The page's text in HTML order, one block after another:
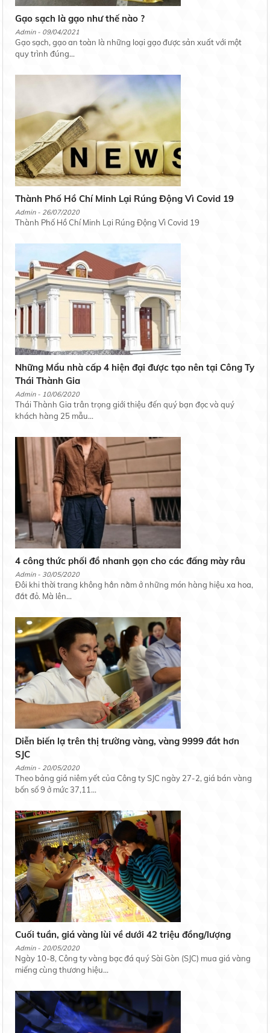
Gạo sạch là gạo như thế nào ?
Admin - 09/04/2021
Gạo sạch, gạo an toàn là những loại gạo được sản xuất với một
quy trình đúng...
Thành Phố Hồ Chí Minh Lại Rúng Động Vì Covid 19
Admin - 26/07/2020
Thành Phố Hồ Chí Minh Lại Rúng Động Vì Covid 19
Những Mẩu nhà cấp 4 hiện đại được tạo nên tại Công Ty
Thái Thành Gia
Admin - 10/06/2020
Thái Thành Gia trân trọng giới thiệu đến quý bạn đọc và quý
khách hàng 25 mẫu...
4 công thức phối đồ nhanh gọn cho các đấng mày râu
Admin - 30/05/2020
Đôi khi thời trang không hẳn nằm ở những món hàng hiệu xa hoa,
đắt đỏ. Mà lên...
Diễn biến lạ trên thị trường vàng, vàng 9999 đắt hơn
SJC
Admin - 20/05/2020
Theo bảng giá niêm yết của Công ty SJC ngày 27-2, giá bán vàng
bốn số 9 ở mức 37,11...
Cuối tuần, giá vàng lùi về dưới 42 triệu đồng/lượng
Admin - 20/05/2020
Ngày 10-8, Công ty vàng bạc đá quý Sài Gòn (SJC) mua giá vàng
miếng cùng thương hiệu...